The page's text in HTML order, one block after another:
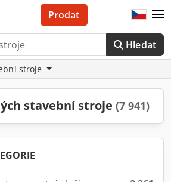
Hledat
Prodat
stroje
stavební stroje (7 941)